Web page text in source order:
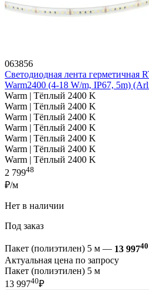
063856
Светодиодная лента герметичная
Warm2400 (4-18 W/m, IP67, 5m)
Warm | Тёплый 2400 K
Warm | Тёплый 2400 K
Warm | Тёплый 2400 K
Warm | Тёплый 2400 K
Warm | Тёплый 2400 K
Warm | Тёплый 2400 K
Warm | Тёплый 2400 K
2 79948
₽/м
Нет в наличии
Под заказ
Пакет (полиэтилен) 5 м — 13 99740
Актуальная цена по запросу
Пакет (полиэтилен) 5 м
13 99740₽